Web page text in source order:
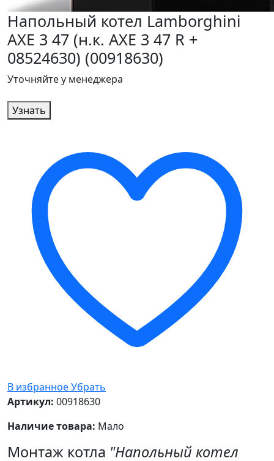
Напольный котел Lamborghini
AXE 3 47 (н.к. AXE 3 47 R +
08524630) (00918630)
Уточняйте у менеджера
Узнать
В избранноеУбрать
Артикул: 00918630
Наличие товара: Мало
Монтаж котла "Напольный котел